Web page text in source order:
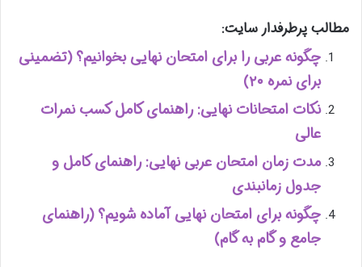
مطالب پرطرفدار سایت:
چگونه عربی را برای امتحان نهایی بخوانیم؟ (تضمینی
برای نمره ۲۰)
نکات امتحانات نهایی: راهنمای کامل کسب نمرات
عالی
مدت زمان امتحان عربی نهایی: راهنمای کامل و
جدول زمانبندی
چگونه برای امتحان نهایی آماده شویم؟ (راهنمای
جامع و گام به گام)